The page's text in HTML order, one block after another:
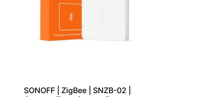
SONOFF | ZigBee | SNZB-02 |